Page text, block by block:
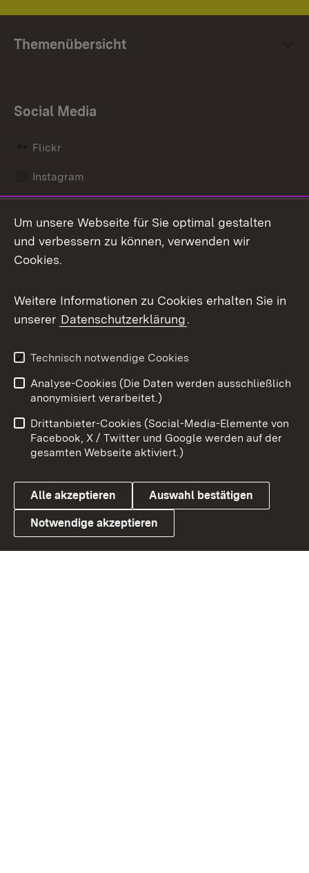
Themenübersicht
Social Media
Flickr
Instagram
Mastodon
Messenger
Social Wall
X / Twitter
Youtube
Link zum Landesportal
Benutzungshinweise
Barrierefreiheit
Datenschutz
Cookies
Um unsere Webseite für Sie optimal gestalten
und verbessern zu können, verwenden wir
Cookies.
Weitere Informationen zu Cookies erhalten Sie in
unserer Datenschutzerklärung.
Technisch notwendige Cookies
Analyse-Cookies (Die Daten werden ausschließlich
anonymisiert verarbeitet.)
Drittanbieter-Cookies (Social-Media-Elemente von
Facebook, X / Twitter und Google werden auf der
gesamten Webseite aktiviert.)
Alle akzeptieren Auswahl bestätigen
Notwendige akzeptieren